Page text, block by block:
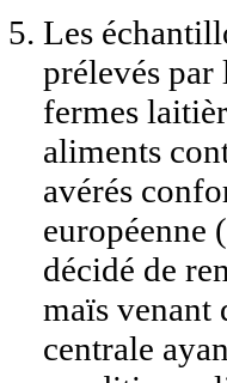
Les
prélevés par
fermes
aliments
avérés
européenne
décidé de
maïs venant
centrale